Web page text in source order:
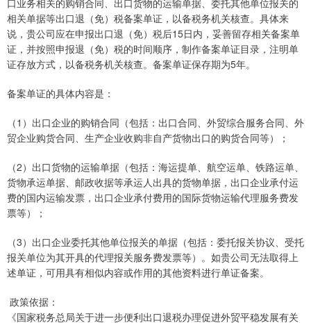
口业务相关的购销合同、出口货物的运输单据、委托其他单位报关的
相关单据等出口退（免）税备案单证，以备税务机关核查。具体来
说，贵公司应在申报出口退（免）税后15日内，妥善留存相关备案单
证，并按照申报退（免）税的时间顺序，制作备案单证目录，注明单
证存放方式，以备税务机关核查。备案单证保存期为5年。
备案单证的具体内容是：
（1）出口企业的购销合同（包括：出口合同、外贸综合服务合同、外
贸企业购货合同、生产企业收购非自产货物出口的购货合同等）；
（2）出口货物的运输单据（包括：海运提单、航空运单、铁路运单、
货物承运单据、邮政收据等承运人出具的货物单据，出口企业承付运
费的国内运输发票，出口企业承付费用的国际货物运输代理服务费发
票等）；
（3）出口企业委托其他单位报关的单据（包括：委托报关协议、受托
报关单位为其开具的代理报关服务费发票等）。如贵公司无法取得上
述单证，可用具有相似内容或作用的其他资料进行单证备案。
政策依据：
《国家税务总局关于进一步便利出口退税办理促进外贸平稳发展有关